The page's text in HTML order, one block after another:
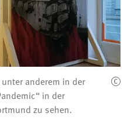
anderem in der
in der
zu sehen.